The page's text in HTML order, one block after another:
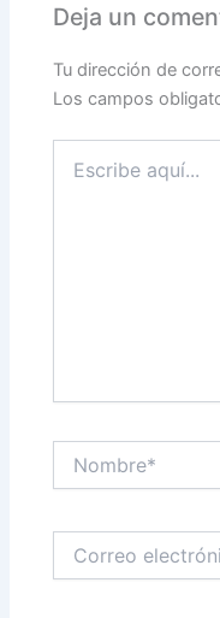
Deja un
Tu dirección de
Los campos
aquí...
electrónico*